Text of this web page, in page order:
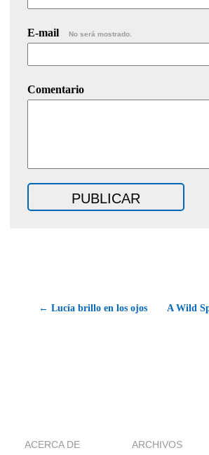
E-mail No será mostrado.
Comentario
← Lucía brillo en los ojos A Wild
ACERCA DE ARCHIVOS